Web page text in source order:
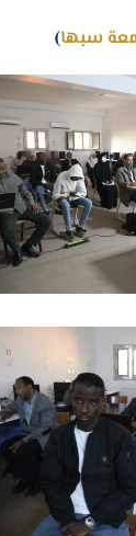
سبها)